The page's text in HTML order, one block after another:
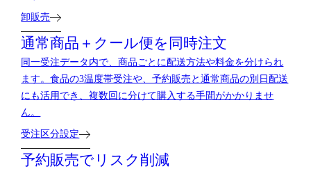
卸販売
通常商品＋クール便を同時注文
同一受注データ内で、商品ごとに配送方法や料金を分けられ
ます。食品の3温度帯受注や、予約販売と通常商品の別日配送
にも活用でき、複数回に分けて購入する手間がかかりませ
ん。
受注区分設定
予約販売でリスク削減